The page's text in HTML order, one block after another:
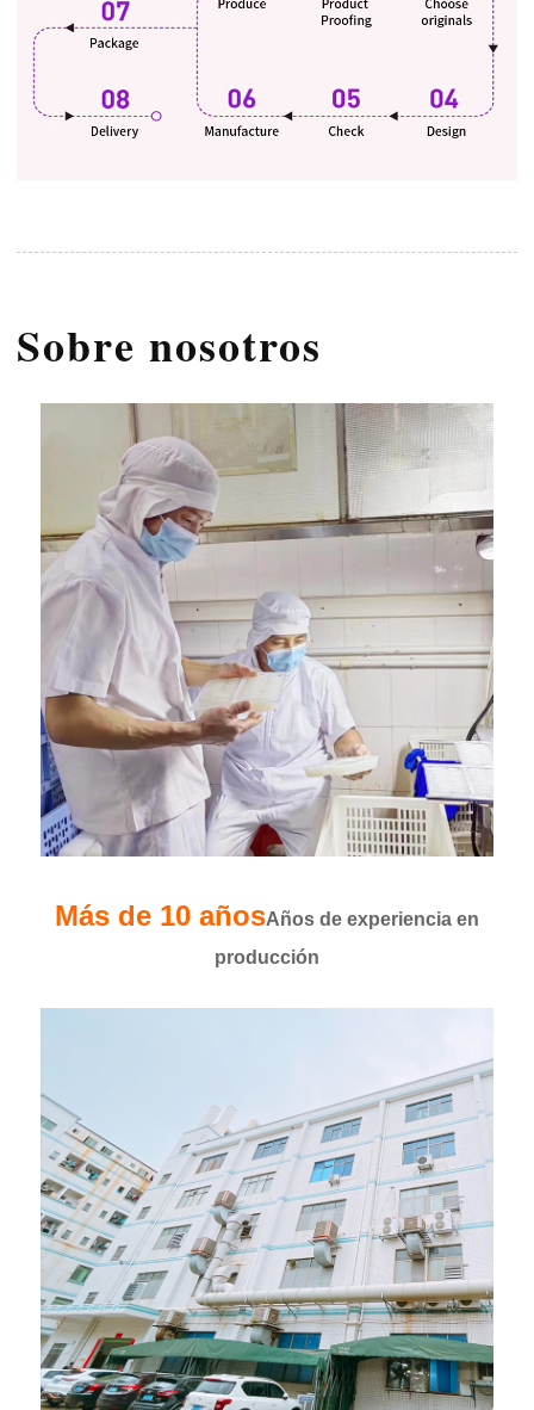
Sobre nosotros
Más de 10 añosAños de experiencia en
producción